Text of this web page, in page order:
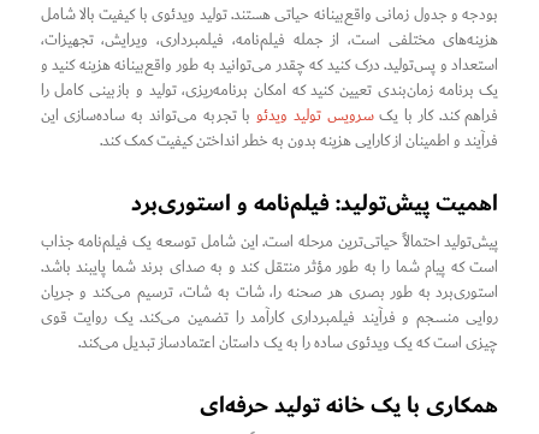
بودجه و جدول زمانی واقع‌بینانه حیاتی هستند. تولید ویدئوی با کیفیت بالا شامل
هزینه‌های مختلفی است، از جمله فیلم‌نامه، فیلمبرداری، ویرایش، تجهیزات،
استعداد و پس‌تولید. درک کنید که چقدر می‌توانید به طور واقع‌بینانه هزینه کنید و
یک برنامه زمان‌بندی تعیین کنید که امکان برنامه‌ریزی، تولید و بازبینی کامل را
فراهم کند. کار با یکسرویس تولید ویدئوبا تجربه می‌تواند به ساده‌سازی این
فرآیند و اطمینان از کارایی هزینه بدون به خطر انداختن کیفیت کمک کند.
اهمیت پیش‌تولید: فیلم‌نامه و استوری‌برد
پیش‌تولید احتمالاً حیاتی‌ترین مرحله است. این شامل توسعه یک فیلم‌نامه جذاب
است که پیام شما را به طور مؤثر منتقل کند و به صدای برند شما پایبند باشد.
استوری‌برد به طور بصری هر صحنه را، شات به شات، ترسیم می‌کند و جریان
روایی منسجم و فرآیند فیلمبرداری کارآمد را تضمین می‌کند. یک روایت قوی
چیزی است که یک ویدئوی ساده را به یک داستان اعتماد‌ساز تبدیل می‌کند.
همکاری با یک خانه تولید حرفه‌ای